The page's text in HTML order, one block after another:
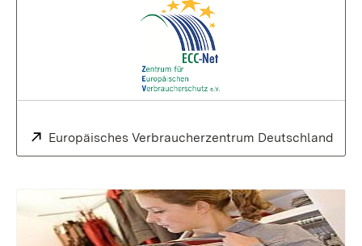
Extern:
Europäisches Verbraucherzentrum Deutschland